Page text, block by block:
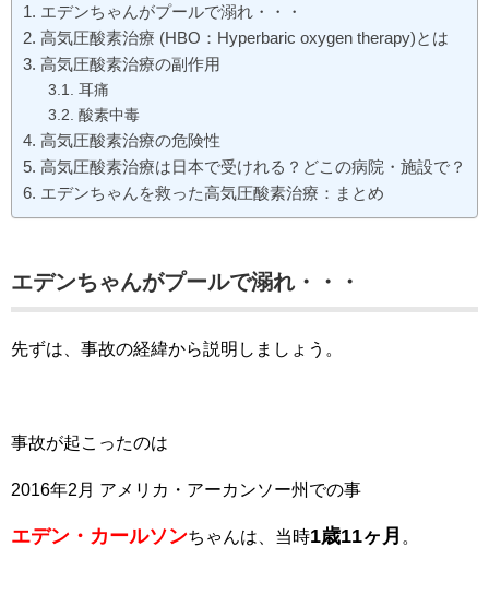
エデンちゃんがプールで溺れ・・・
高気圧酸素治療 (HBO：Hyperbaric oxygen therapy)とは
高気圧酸素治療の副作用
耳痛
酸素中毒
高気圧酸素治療の危険性
高気圧酸素治療は日本で受けれる？どこの病院・施設で？
エデンちゃんを救った高気圧酸素治療：まとめ
エデンちゃんがプールで溺れ・・・
先ずは、事故の経緯から説明しましょう。
事故が起こったのは
2016年2月 アメリカ・アーカンソー州での事
エデン・カールソンちゃんは、当時1歳11ヶ月 。